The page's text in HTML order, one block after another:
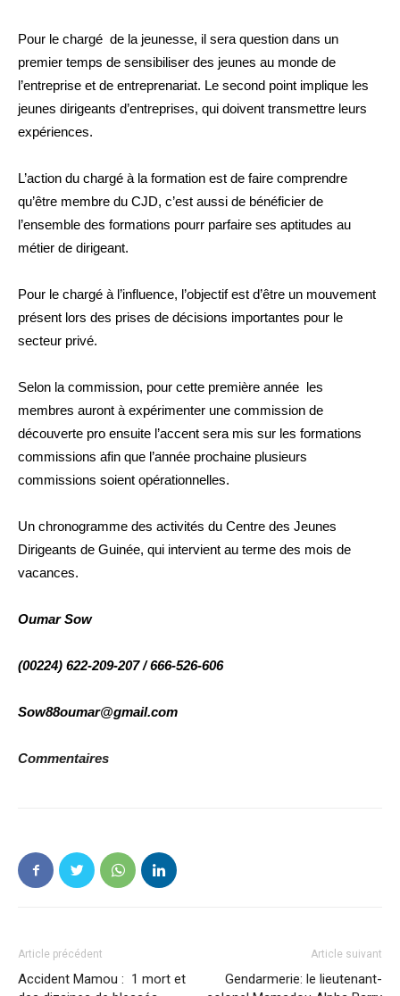
Pour le chargé de la jeunesse, il sera question dans un
premier temps de sensibiliser des jeunes au monde de
l’entreprise et de entreprenariat. Le second point implique les
jeunes dirigeants d’entreprises, qui doivent transmettre leurs
expériences.
L’action du chargé à la formation est de faire comprendre
qu’être membre du CJD, c’est aussi de bénéficier de
l’ensemble des formations pourr parfaire ses aptitudes au
métier de dirigeant.
Pour le chargé à l’influence, l’objectif est d’être un mouvement
présent lors des prises de décisions importantes pour le
secteur privé.
Selon la commission, pour cette première année les
membres auront à expérimenter une commission de
découverte pro ensuite l’accent sera mis sur les formations
commissions afin que l’année prochaine plusieurs
commissions soient opérationnelles.
Un chronogramme des activités du Centre des Jeunes
Dirigeants de Guinée, qui intervient au terme des mois de
vacances.
Oumar Sow
(00224) 622-209-207 / 666-526-606
Sow88oumar@gmail.com
Commentaires
Article précédent
Accident Mamou : 1 mort et
Article suivant
Gendarmerie: le lieutenant-